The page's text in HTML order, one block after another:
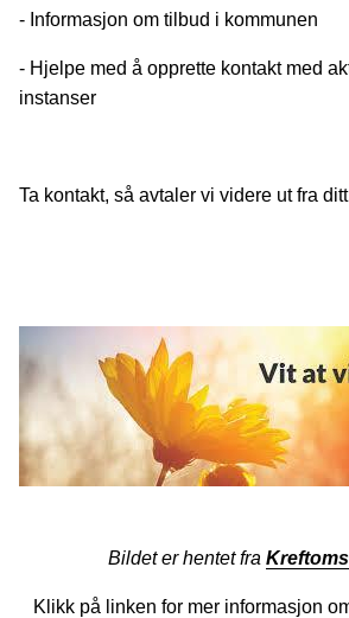
- Informasjon om tilbud i kommunen
- Hjelpe med å opprette kontakt med
instanser
Ta kontakt, så avtaler vi videre ut fra
Bildet er hentet fra
Klikk på linken for mer informasjon